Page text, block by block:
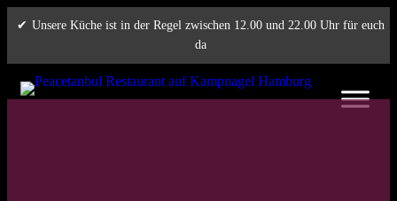
Zum
springen
Unsere Küche ist in der Regel zwischen 12.00 und 22.00 Uhr für euch
da